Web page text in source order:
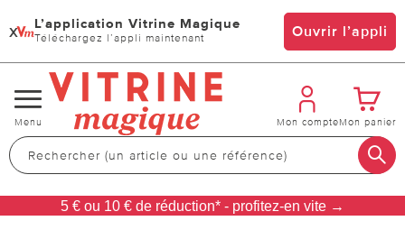
x L’application Vitrine Magique
Téléchargez l’appli maintenant Ouvrir l’appli
Changer
de
navigation
Menu Mon compteMon panier
5 € ou 10 € de réduction* - profitez-en vite →